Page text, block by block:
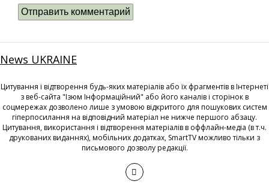
News UKRAINE
Цитування і відтворення будь-яких матеріалів або їх фрагментів в Інтернеті
з веб-сайта "Ізюм Інформаційний" або його каналів і сторінок в
соцмережах дозволено лише з умовою відкритого для пошукових систем
гіперпосилання на відповідний матеріал не нижче першого абзацу.
Цитування, використання і відтворення матеріалів в оффлайн-медіа (в т.ч.
друкованих виданнях), мобільних додатках, SmartTV можливо тільки з
письмового дозволу редакції.